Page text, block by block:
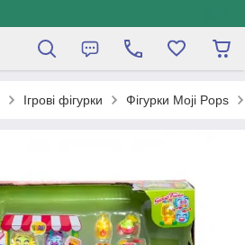
Ігрові фігурки Фігурки Moji Pops